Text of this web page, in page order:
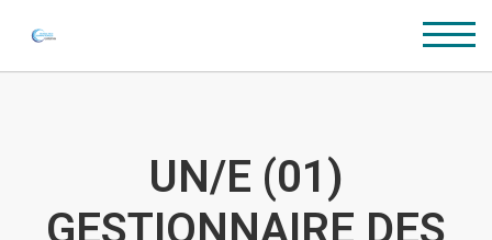
UN/E (01)
GESTIONNAIRE DES